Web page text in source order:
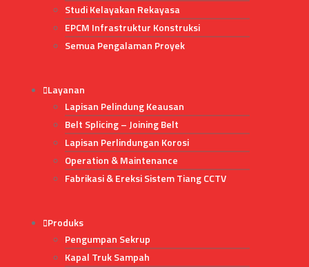
Studi Kelayakan Rekayasa
EPCM Infrastruktur Konstruksi
Semua Pengalaman Proyek
Layanan
Lapisan Pelindung Keausan
Belt Splicing – Joining Belt
Lapisan Perlindungan Korosi
Operation & Maintenance
Fabrikasi & Ereksi Sistem Tiang CCTV
Produks
Pengumpan Sekrup
Kapal Truk Sampah